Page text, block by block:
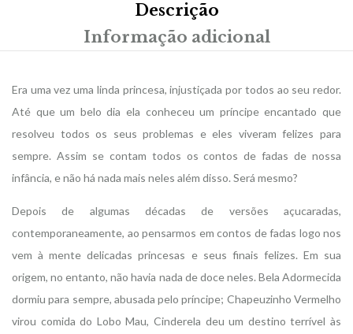
Descrição
Informação adicional
Era uma vez uma linda princesa, injustiçada por todos ao seu redor.
Até que um belo dia ela conheceu um príncipe encantado que
resolveu todos os seus problemas e eles viveram felizes para
sempre. Assim se contam todos os contos de fadas de nossa
infância, e não há nada mais neles além disso. Será mesmo?
Depois de algumas décadas de versões açucaradas,
contemporaneamente, ao pensarmos em contos de fadas logo nos
vem à mente delicadas princesas e seus finais felizes. Em sua
origem, no entanto, não havia nada de doce neles. Bela Adormecida
dormiu para sempre, abusada pelo príncipe; Chapeuzinho Vermelho
virou comida do Lobo Mau, Cinderela deu um destino terrível às